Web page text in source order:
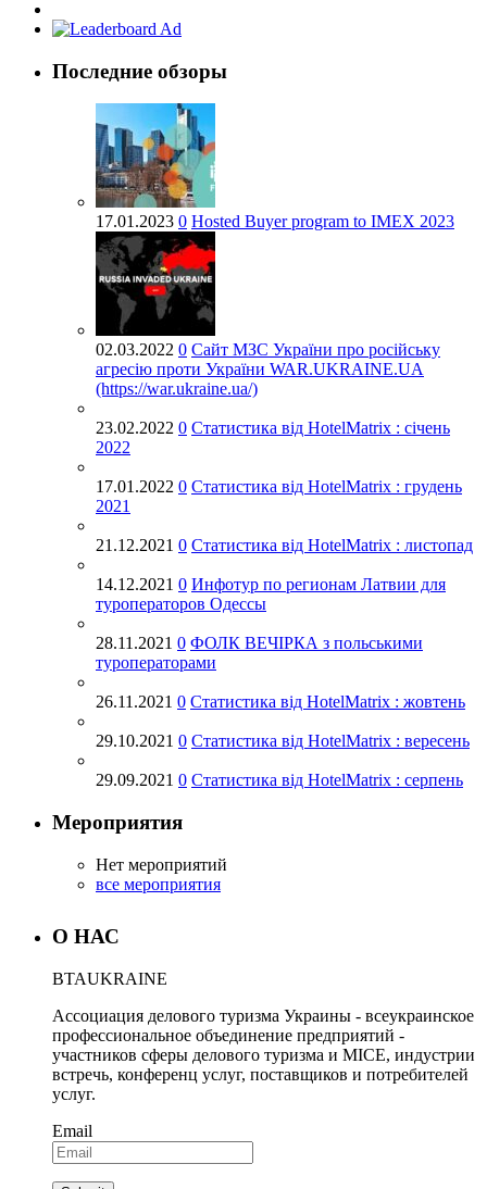
Последние обзоры
17.01.2023 0 Hosted Buyer program to IMEX 2023
02.03.2022 0 Cайт МЗС України про російську
агресію проти України WAR.UKRAINE.UA
(https://war.ukraine.ua/)
23.02.2022 0 Статистика від HotelMatrix : січень
2022
17.01.2022 0 Статистика від HotelMatrix : грудень
2021
21.12.2021 0 Статистика від HotelMatrix : листопад
14.12.2021 0 Инфотур по регионам Латвии для
туроператоров Одессы
28.11.2021 0 ФОЛК ВЕЧІРКА з польськими
туроператорами
26.11.2021 0 Статистика від HotelMatrix : жовтень
29.10.2021 0 Статистика від HotelMatrix : вересень
29.09.2021 0 Статистика від HotelMatrix : серпень
Мероприятия
Нет мероприятий
все мероприятия
О НАС
BTAUKRAINE
Ассоциация делового туризма Украины - всеукраинское
профессиональное объединение предприятий -
участников сферы делового туризма и MICE, индустрии
встречь, конференц услуг, поставщиков и потребителей
услуг.
Email